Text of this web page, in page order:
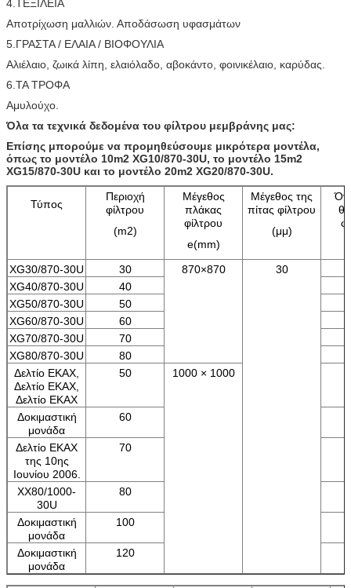
4.ΤΕΞΙΛΕΙΑ
Αποτρίχωση μαλλιών. Αποδάσωση υφασμάτων
5.ΓΡΑΣΤΑ / ΕΛΑΙΑ / ΒΙΟΦΟΥΛΙΑ
Αλιέλαιο, ζωικά λίπη, ελαιόλαδο, αβοκάντο, φοινικέλαιο, καρύδας.
6.ΤΑ ΤΡΟΦΑ
Αμυλούχο.
Όλα τα τεχνικά δεδομένα του φίλτρου μεμβράνης μας:
Επίσης μπορούμε να προμηθεύσουμε μικρότερα μοντέλα,
όπως το μοντέλο 10m2 XG10/870-30U, το μοντέλο 15m2
XG15/870-30U και το μοντέλο 20m2 XG20/870-30U.
Τύπος
Περιοχή
φίλτρου
(m2)
Μέγεθος
πλάκας
φίλτρου
e(mm)
Μέγεθος της
πίτας φίλτρου
(μμ)
XG30/870-30U 30 870×870 30
XG40/870-30U
40
XG50/870-30U
50
XG60/870-30U
60
XG70/870-30U
70
XG80/870-30U
80
Δελτίο ΕΚΑΧ,
Δελτίο ΕΚΑΧ,
Δελτίο ΕΚΑΧ
50 1000 × 1000
Δοκιμαστική
μονάδα
60
Δελτίο ΕΚΑΧ
της 10ης
Ιουνίου 2006.
70
ΧΧ80/1000-
30U
80
Δοκιμαστική
μονάδα
100
Δοκιμαστική
μονάδα
120